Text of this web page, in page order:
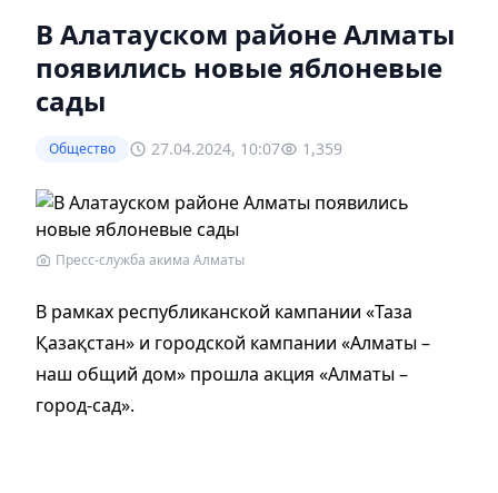
В Алатауском районе Алматы
появились новые яблоневые
сады
Общество 27.04.2024, 10:07 1,359
Пресс-служба акима Алматы
В рамках республиканской кампании «Таза
Қазақстан» и городской кампании «Алматы –
наш общий дом» прошла акция «Алматы –
город-сад».